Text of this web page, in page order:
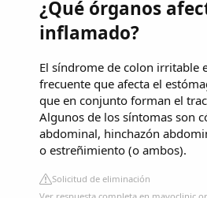
¿Qué órganos
inflamado?
El síndrome de colon irritable
frecuente que afecta el
que en conjunto forman el
Algunos de los síntomas son
abdominal, hinchazón
o estreñimiento (o ambos).
Solicitud de eliminación